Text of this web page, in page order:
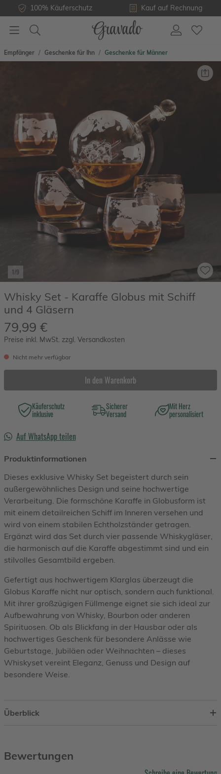
100% Käuferschutz Kauf auf Rechnung
Empfänger Geschenke für Ihn Geschenke für Männer
1/9
Whisky Set - Karaffe Globus mit Schiff
und 4 Gläsern
79,99 €
Preise inkl. MwSt. zzgl. Versandkosten
Nicht mehr verfügbar
In den Warenkorb
Käuferschutz
inklusive
Sicherer
Versand
Mit Herz
personalisiert
Auf WhatsApp teilen
Produktinformationen
Dieses exklusive Whisky Set begeistert durch sein
außergewöhnliches Design und seine hochwertige
Verarbeitung. Die formschöne Karaffe in Globusform ist
mit einem detailreichen Schiff im Inneren versehen und
wird von einem stabilen Echtholzständer getragen.
Ergänzt wird das Set durch vier passende Whiskygläser,
die harmonisch auf die Karaffe abgestimmt sind und ein
stilvolles Gesamtbild ergeben.
Gefertigt aus hochwertigem Klarglas überzeugt die
Globus Karaffe nicht nur optisch, sondern auch funktional.
Mit ihrer großzügigen Füllmenge eignet sie sich ideal zur
Aufbewahrung von Whisky, Bourbon oder anderen
Spirituosen. Ob als Blickfang in der Hausbar oder als
hochwertiges Geschenk für besondere Anlässe wie
Geburtstage, Jubiläen oder Weihnachten – dieses
Whiskyset vereint Eleganz, Genuss und Design auf
besondere Weise.
Überblick
Bewertungen